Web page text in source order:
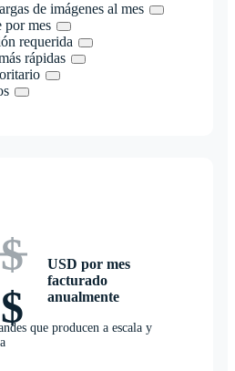
de imágenes al mes
por mes
requerida
rápidas
USD por mes
facturado
anualmente
que producen a escala y